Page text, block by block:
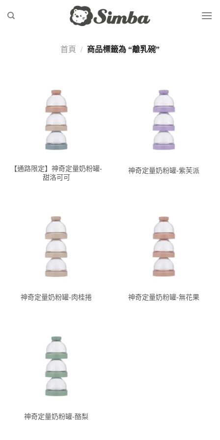
首頁 / 商品標籤為 “離乳碗”
【通路限定】神奇定量奶粉罐-
甜洛可可
神奇定量奶粉罐-紫芙派
神奇定量奶粉罐-肉桂捲 神奇定量奶粉罐-無花果
神奇定量奶粉罐-酪梨